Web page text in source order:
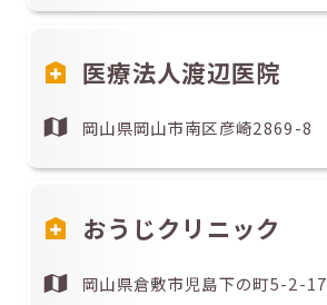
医療法人渡辺医院
岡山県岡山市南区彦崎2869-8
おうじクリニック
岡山県倉敷市児島下の町5-2-17